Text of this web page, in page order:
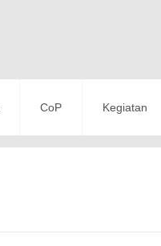
CoP Kegiatan